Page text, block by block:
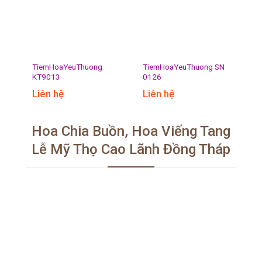
TiemHoaYeuThuong
KT9013
Liên hệ
TiemHoaYeuThuong SN
0126
Liên hệ
Hoa Chia Buồn, Hoa Viếng Tang
Lễ Mỹ Thọ Cao Lãnh Đồng Tháp